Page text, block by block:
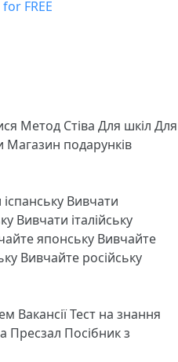
Метод Стіва Для шкіл Для
Магазин подарунків
Вивчати
Вивчати італійську
японську Вивчайте
Вивчайте російську
ВакансіїТест на знання
Пресзал Посібник з